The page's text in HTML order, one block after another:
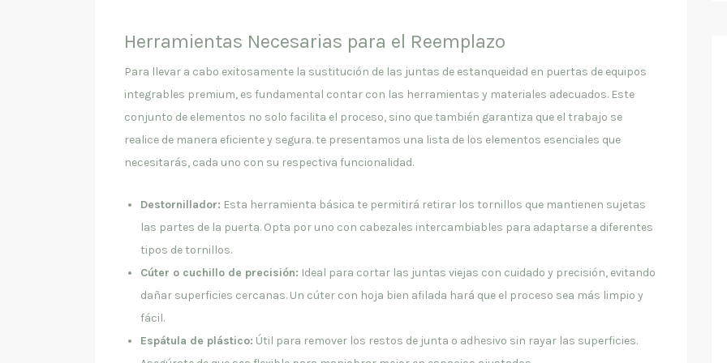
Herramientas Necesarias para el Reemplazo
Para llevar a cabo exitosamente la sustitución de las juntas de estanqueidad en puertas de equipos
integrables premium, es fundamental contar con las herramientas y materiales adecuados. Este
conjunto de elementos no solo facilita el proceso, sino que también garantiza que el trabajo se
realice de manera eficiente y segura. te presentamos una lista de los elementos esenciales que
necesitarás, cada uno con su respectiva funcionalidad.
Destornillador: Esta herramienta básica te permitirá retirar los tornillos que mantienen sujetas
las partes de la puerta. Opta por uno con cabezales intercambiables para adaptarse a diferentes
tipos de tornillos.
Cúter o cuchillo de precisión: Ideal para cortar las juntas viejas con cuidado y precisión, evitando
dañar superficies cercanas. Un cúter con hoja bien afilada hará que el proceso sea más limpio y
fácil.
Espátula de plástico: Útil para remover los restos de junta o adhesivo sin rayar las superficies.